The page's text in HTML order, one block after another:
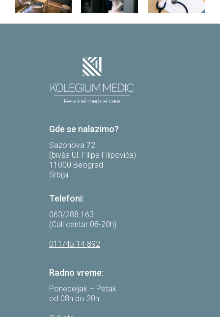
Gde se nalazimo?
Sazonova 72
(bivša Ul. Filipa Filipovića)
11000 Beograd
Srbija
Telefoni:
063/288 163
(Call centar 08-20h)
011/45 14 892
Radno vreme:
Ponedeljak – Petak
od 08h do 20h